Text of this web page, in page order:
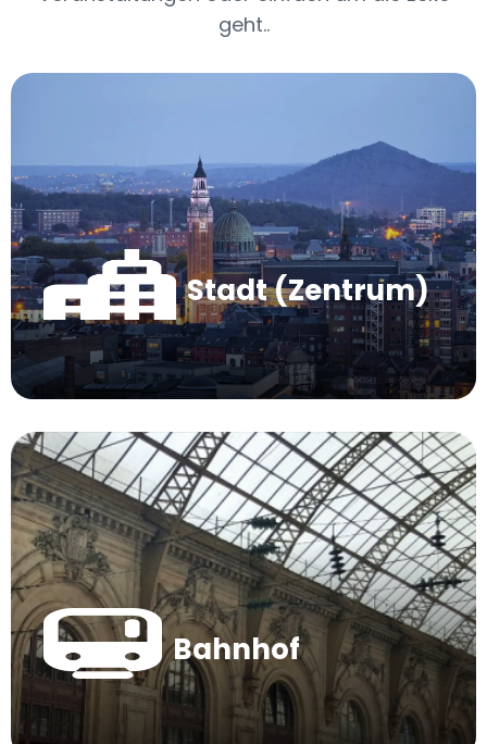
geht..
Stadt (Zentrum)
Bahnhof